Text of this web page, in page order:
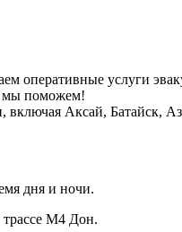
оперативные услуги
мы поможем!
Аксай, Батайск,
дня и ночи.
трассе М4 Дон.